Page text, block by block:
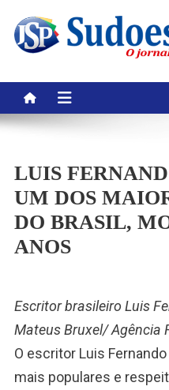
content
LUIS
UM DOS
DO BRASIL,
ANOS
Escritor brasileiro Luis
Mateus Bruxel/ Agência
O escritor Luis
mais populares e